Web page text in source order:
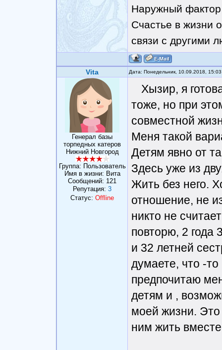
Наружный фактор
Счастье в жизни
связи с другими
Vita Дата: Понедельник, 10.09.2018,
Генерал базы
торпедных катеров
Нижний Новгород
Группа: Пользователь
Имя в жизни: Вита
Сообщений: 121
Репутация: 3
Статус: Offline
Хызир, я
тоже, но при
совместной
Меня такой
Детям явно от
Здесь уже из
Жить без него.
отношение, не
никто не
повторю, 2 года
и 32 летней
думаете, что -
предпочитаю
детям и ,
моей жизни.
ним жить